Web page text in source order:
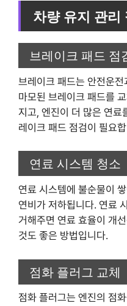
차량 유지 관리
브레이크 패드 점
브레이크 패드는 안전운
마모된 브레이크 패드를
지고, 엔진이 더 많은 연료
레이크 패드 점검이 필요
연료 시스템 청소
연료 시스템에 불순물이
연비가 저하됩니다. 연료
거해주면 연료 효율이 개
것도 좋은 방법입니다.
점화 플러그 교체
점화 플러그는 엔진의 점